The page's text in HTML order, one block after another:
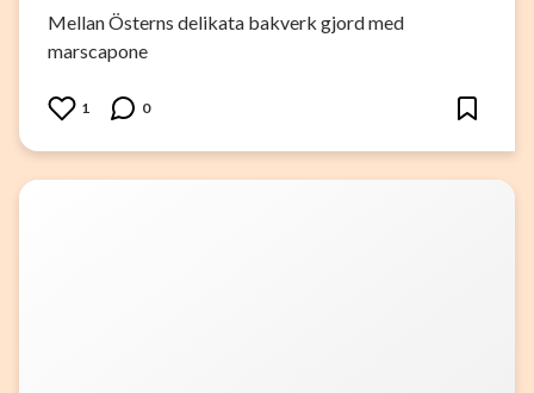
Mellan Österns delikata bakverk gjord med
marscapone
1 0